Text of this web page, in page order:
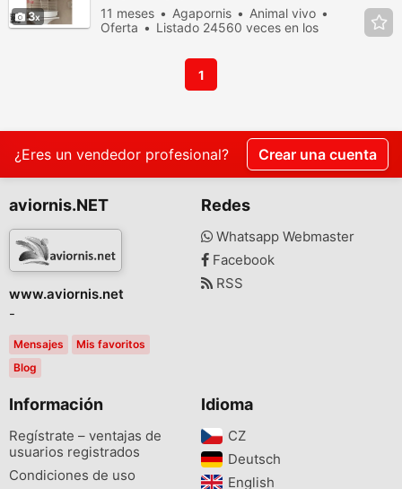
3 11 meses Agapornis
Animal vivo
Oferta
Listado 24560 veces en los
1
¿Eres un vendedor profesional? Crear una cuenta
aviornis.NET
www.aviornis.net
-
Mensajes
Mis favoritos
Blog
Redes
Whatsapp Webmaster
Facebook
RSS
Información
Regístrate – ventajas de
usuarios registrados
Condiciones de uso
Idioma
CZ‎
Deutsch‎
English‎